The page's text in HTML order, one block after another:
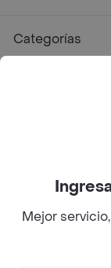
Categorías
©
Mejor